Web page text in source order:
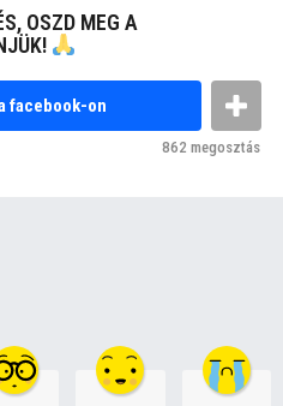
OSZD MEG A
facebook-on
862 megosztás